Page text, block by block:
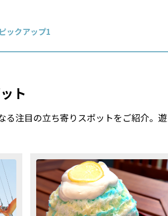
ピックアップ1
ト
る注目の立ち寄りスポットをご紹介。